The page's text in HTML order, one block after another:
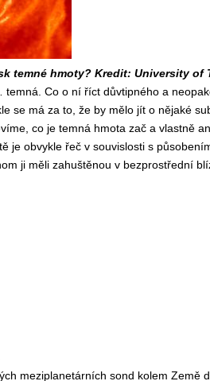
temné hmoty? Kredit: University of
Co o ní říct důvtipného a
se má za to, že by mělo jít o nějaké
co je temná hmota zač a vlastně
je obvykle řeč v souvislosti s
ji měli zahuštěnou v bezprostřední
meziplanetárních sond kolem Země